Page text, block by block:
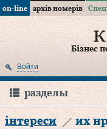
on-line архів номерів
Бізнес
Войти
разделы
інтереси их